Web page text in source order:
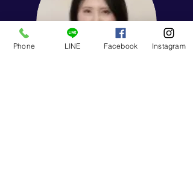
Phone LINE Facebook Instagram